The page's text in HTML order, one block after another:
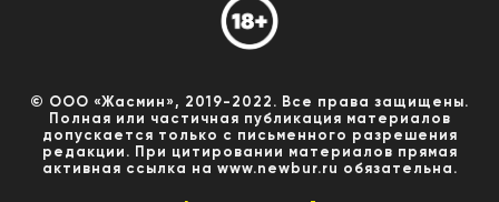
© ООО «Жасмин», 2019-2022. Все права защищены.
Полная или частичная публикация материалов
допускается только с письменного разрешения
редакции. При цитировании материалов прямая
активная ссылка на www.newbur.ru обязательна.